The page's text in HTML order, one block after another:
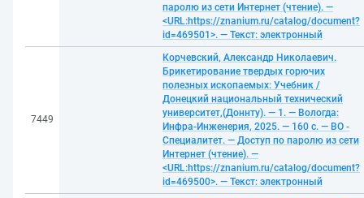
паролю из сети Интернет (чтение). —
<URL:https://znanium.ru/catalog/document?
id=469501>. — Текст: электронный
7449
Корчевский, Александр Николаевич.
Брикетирование твердых горючих
полезных ископаемых: Учебник /
Донецкий национальный технический
университет,(Доннту). — 1. — Вологда:
Инфра-Инженерия, 2025. — 160 с. — ВО -
Специалитет. — Доступ по паролю из сети
Интернет (чтение). —
<URL:https://znanium.ru/catalog/document?
id=469500>. — Текст: электронный